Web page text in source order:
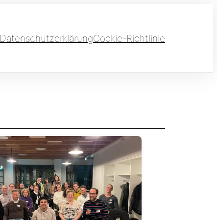
DatenschutzerklärungCookie-Richtlinie